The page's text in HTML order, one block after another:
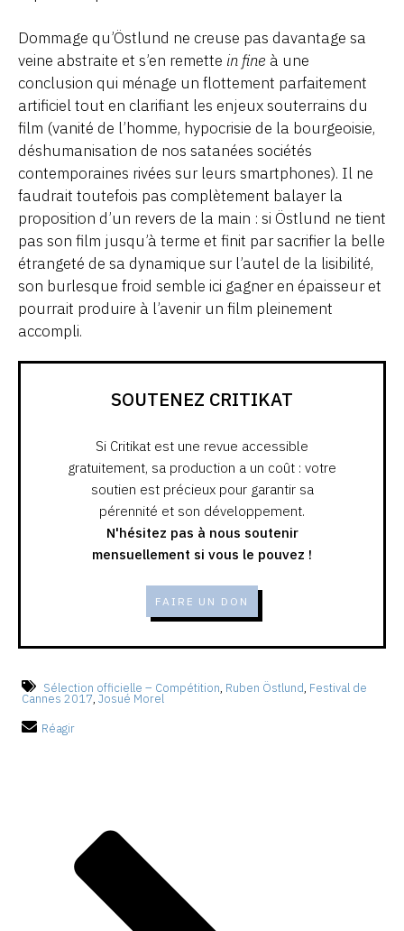
Dommage qu’Östlund ne creuse pas davantage sa
veine abstraite et s’en remette in fine à une
conclusion qui ménage un flottement parfaitement
artificiel tout en clarifiant les enjeux souterrains du
film (vanité de l’homme, hypocrisie de la bourgeoisie,
déshumanisation de nos satanées sociétés
contemporaines rivées sur leurs smartphones). Il ne
faudrait toutefois pas complètement balayer la
proposition d’un revers de la main : si Östlund ne tient
pas son film jusqu’à terme et finit par sacrifier la belle
étrangeté de sa dynamique sur l’autel de la lisibilité,
son burlesque froid semble ici gagner en épaisseur et
pourrait produire à l’avenir un film pleinement
accompli.
SOUTENEZ CRITIKAT
Si Critikat est une revue accessible
gratuitement, sa production a un coût : votre
soutien est précieux pour garantir sa
pérennité et son développement.
N'hésitez pas à nous soutenir
mensuellement si vous le pouvez !
FAIRE UN DON
Sélection officielle – Compétition, Ruben Östlund, Festival de
Cannes 2017, Josué Morel
Réagir